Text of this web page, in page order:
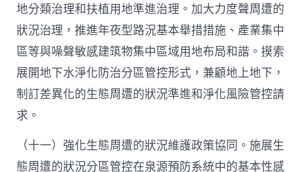
地分類治理和扶植用地準進治理。加大力度聲周遭的
狀況治理，推進年夜型路況基本舉措措施、產業集中
區等與噪聲敏感建筑物集中區域用地布局和諧。摸索
展開地下水淨化防治分區管控形式，兼顧地上地下，
制訂差異化的生態周遭的狀況準進和淨化風險管控請
求。
（十一）強化生態周遭的狀況維護政策協同。施展生
態周遭的狀況分區管控在泉源預防系統中的基本性感